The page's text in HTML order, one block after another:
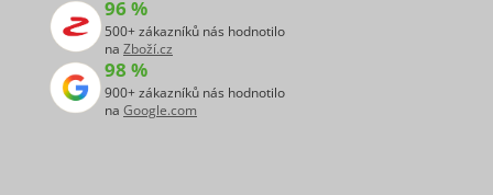
96 %
500+ zákazníků nás hodnotilo
na Zboží.cz
98 %
900+ zákazníků nás hodnotilo
na Google.com